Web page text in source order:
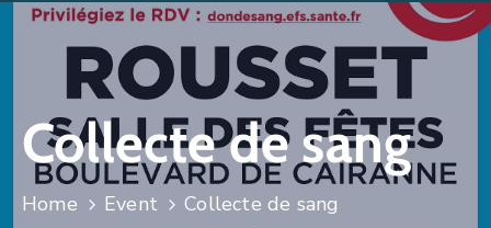
MAIRIE
ROUSSET
ÉDUCATION
ET
JEUNESSE
Collecte de sang
Home Event Collecte de sang